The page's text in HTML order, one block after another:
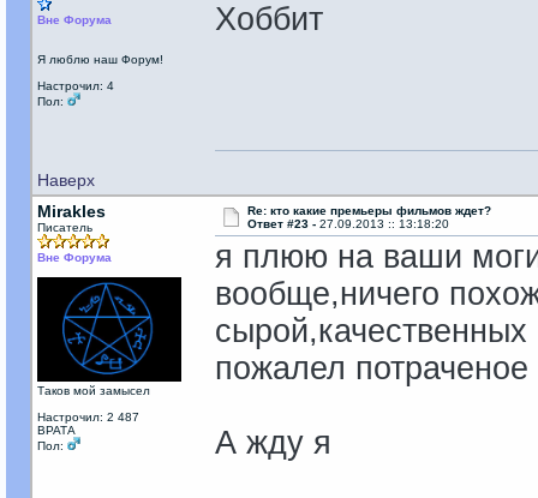
Вне Форума
Я люблю наш Форум!
Настрочил: 4
Пол:
Хоббит
Наверх
Mirakles
Писатель
Вне Форума
Таков мой замысел
Настрочил: 2 487
ВРАТА
Пол:
Re: кто какие премьеры фильмов ждет?
Ответ #23 - 27.09.2013 :: 13:18:20
я плюю на ваши
вообще,ничего
сырой,качественных
пожалел
А жду я